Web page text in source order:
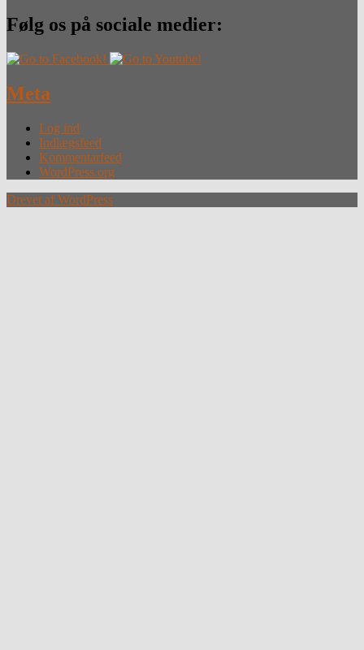
Følg os på sociale medier:
Meta
Log ind
Indlægsfeed
Kommentarfeed
WordPress.org
Drevet af WordPress